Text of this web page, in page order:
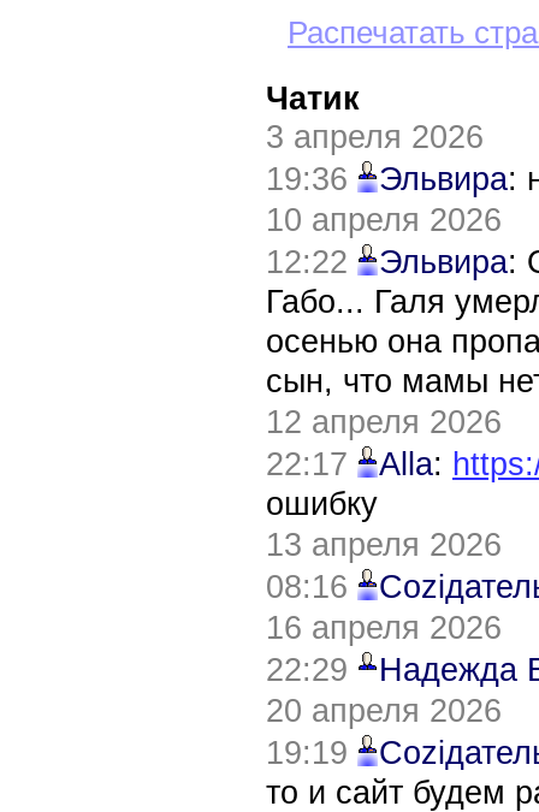
Распечатать
Чатик
3 апреля 2026
19:36
Эльвира:
10 апреля 2026
12:22
Эльвира:
Габо... Галя
осенью она
сын, что мамы
12 апреля 2026
22:17
Alla:
ошибку
13 апреля 2026
08:16
16 апреля 2026
22:29
Надежда
20 апреля 2026
19:19
то и сайт будем